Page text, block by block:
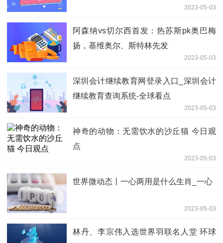
2023-05-03
阿森纳vs切尔西首发：热苏斯pk奥巴梅
扬，基维奥尔、斯特林先发
2023-05-03
深圳会计继续教育网登录入口_深圳会计
继续教育查询系统-全球看点
2023-05-03
神奇的动物：无需饮水的沙丘猫 今日观
点
2023-05-03
世界微动态丨一心两用是什么生肖_一心
2023-05-03
林丹、李宗伟入选世界羽联名人堂 环球